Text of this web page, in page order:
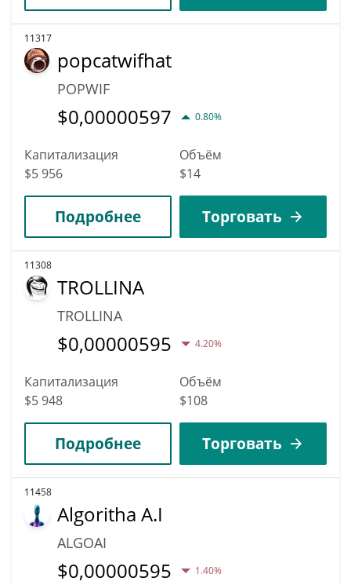
11317
popcatwifhat
POPWIF
$0,00000597 0.80%
Капитализация
$5 956
Объём
$14
Подробнее Торговать
11308
TROLLINA
TROLLINA
$0,00000595 4.20%
Капитализация
$5 948
Объём
$108
Подробнее Торговать
11458
Algoritha A.I
ALGOAI
$0,00000595 1.40%